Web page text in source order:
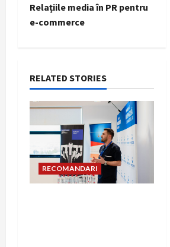
t
v
i
g
a
t
Relațiile media în PR pentru
e-commerce
RELATED STORIES
RECOMANDARI